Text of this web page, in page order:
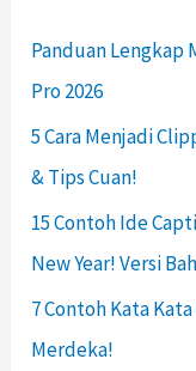
Panduan Lengkap
Pro 2026
5 Cara Menjadi
& Tips Cuan!
15 Contoh Ide
New Year! Versi
7 Contoh Kata
Merdeka!